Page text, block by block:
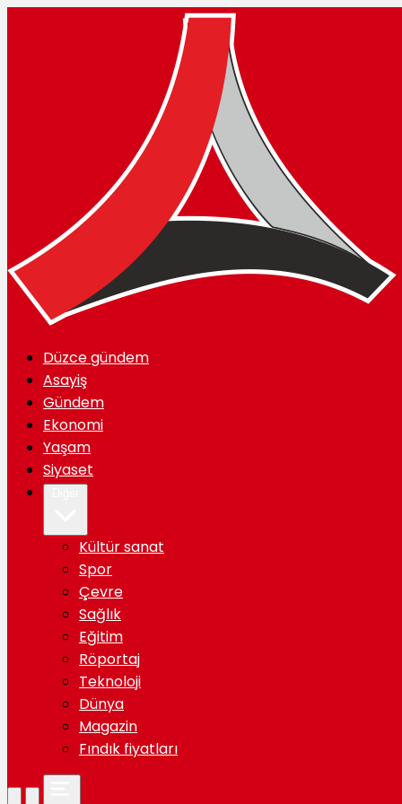
Düzce gündem
Asayiş
Gündem
Ekonomi
Yaşam
Siyaset
Kültür sanat
Spor
Çevre
Sağlık
Eğitim
Röportaj
Teknoloji
Dünya
Magazin
Fındık fiyatları